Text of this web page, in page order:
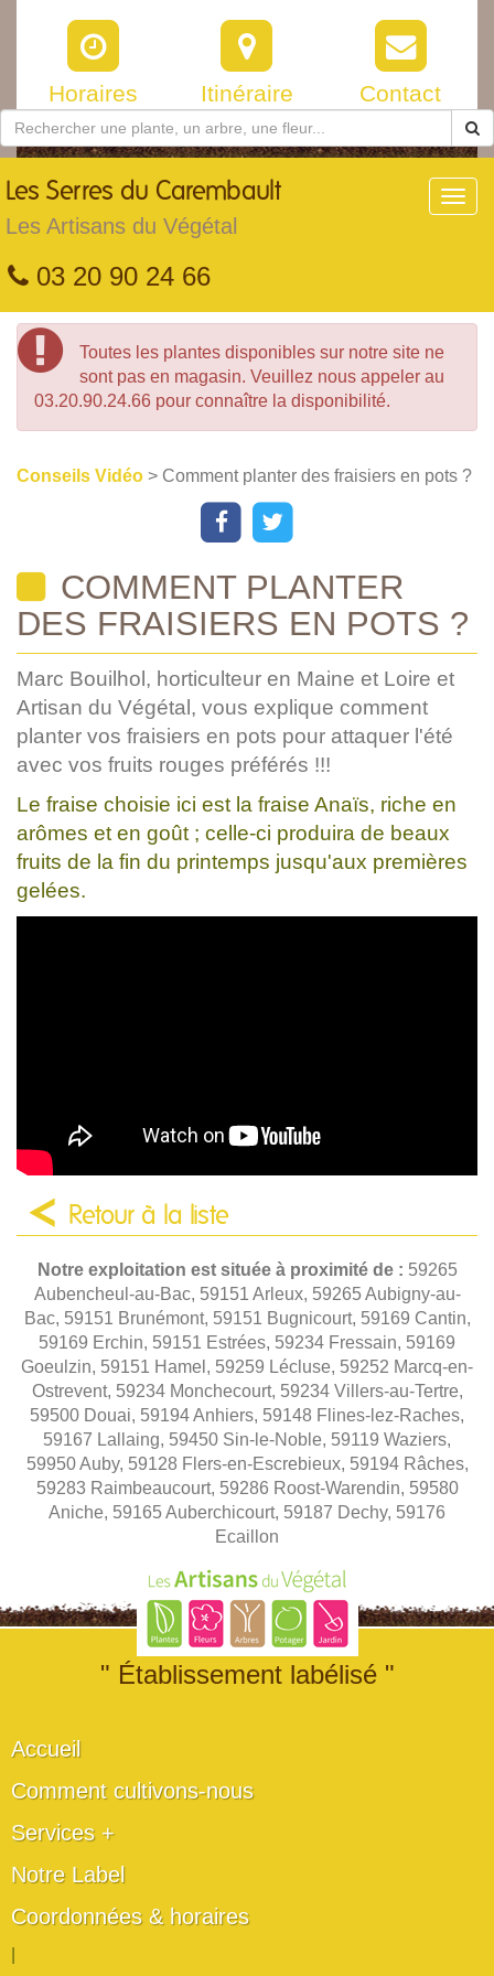
Horaires Itinéraire Contact
Les Serres du Carembault
Les Artisans du Végétal
03 20 90 24 66
Toutes les plantes disponibles sur notre site ne
sont pas en magasin. Veuillez nous appeler au
03.20.90.24.66 pour connaître la disponibilité.
Conseils Vidéo > Comment planter des fraisiers en pots ?
COMMENT PLANTER
DES FRAISIERS EN POTS ?
Marc Bouilhol, horticulteur en Maine et Loire et
Artisan du Végétal, vous explique comment
planter vos fraisiers en pots pour attaquer l'été
avec vos fruits rouges préférés !!!
Le fraise choisie ici est la fraise Anaïs, riche en
arômes et en goût ; celle-ci produira de beaux
fruits de la fin du printemps jusqu'aux premières
gelées.
Retour à la liste
Notre exploitation est située à proximité de : 59265
Aubencheul-au-Bac, 59151 Arleux, 59265 Aubigny-au-
Bac, 59151 Brunémont, 59151 Bugnicourt, 59169 Cantin,
59169 Erchin, 59151 Estrées, 59234 Fressain, 59169
Goeulzin, 59151 Hamel, 59259 Lécluse, 59252 Marcq-en-
Ostrevent, 59234 Monchecourt, 59234 Villers-au-Tertre,
59500 Douai, 59194 Anhiers, 59148 Flines-lez-Raches,
59167 Lallaing, 59450 Sin-le-Noble, 59119 Waziers,
59950 Auby, 59128 Flers-en-Escrebieux, 59194 Râches,
59283 Raimbeaucourt, 59286 Roost-Warendin, 59580
Aniche, 59165 Auberchicourt, 59187 Dechy, 59176
Ecaillon
" Établissement labélisé "
Accueil
Comment cultivons-nous
Services +
Notre Label
Coordonnées & horaires